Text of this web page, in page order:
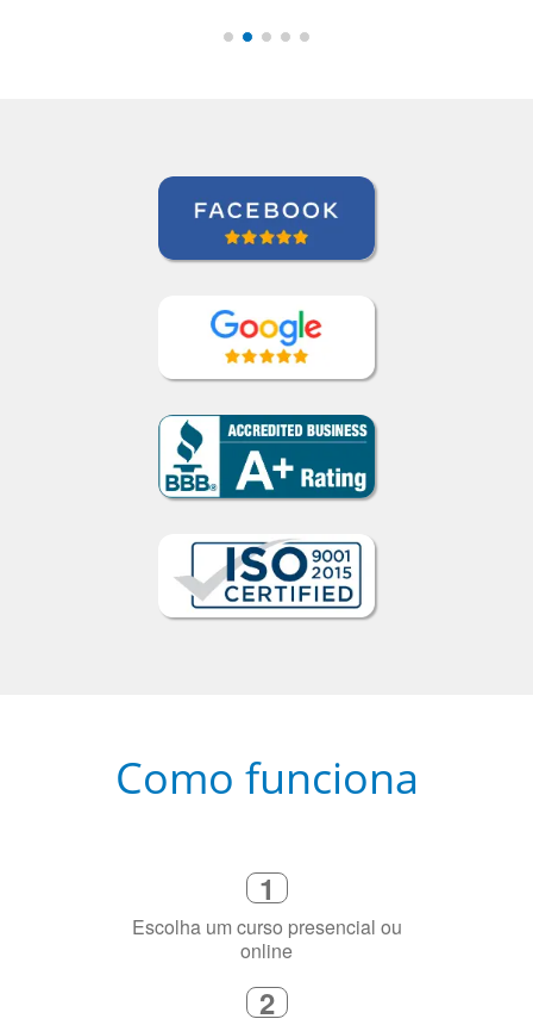
Sumidenso do Brasil
1
Escolha um curso presencial ou
online